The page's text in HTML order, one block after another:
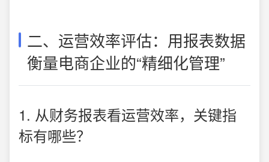
二、运营效率评估：用报表数据
衡量电商企业的“精细化管理”
1. 从财务报表看运营效率，关键指
标有哪些？